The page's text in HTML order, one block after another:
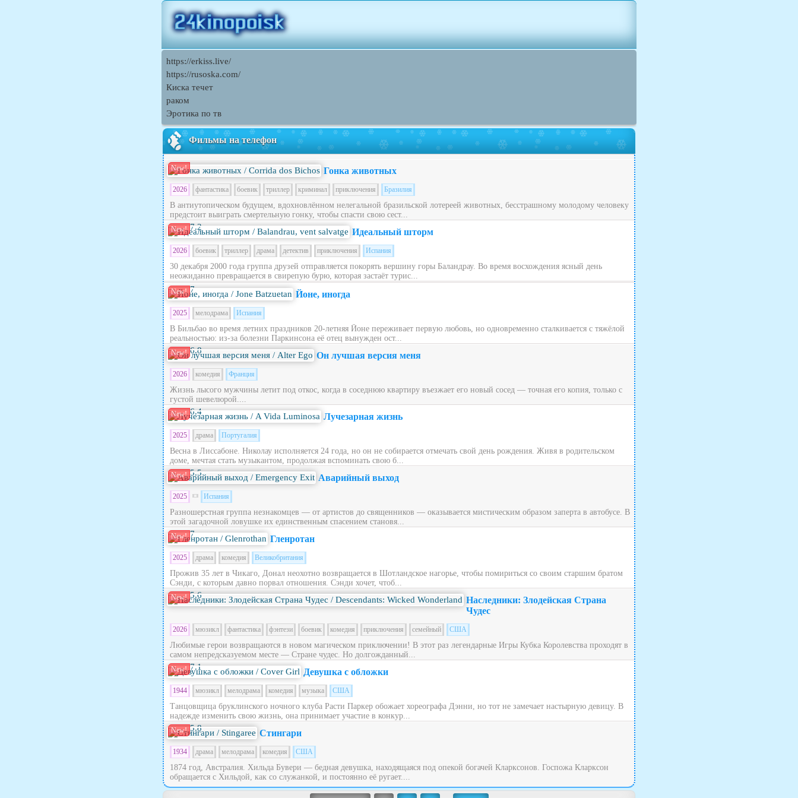
https://erkiss.live/
https://rusoska.com/
Киска течет
раком
Эротика по тв
Фильмы на телефон
New! Гонка животных
2026 фантастика боевик триллер криминал приключения Бразилия
В антиутопическом будущем, вдохновлённом нелегальной бразильской лотереей животных, бесстрашному молодому человеку
предстоит выиграть смертельную гонку, чтобы спасти свою сест...
New! 7.2 Идеальный шторм
2026 боевик триллер драма детектив приключения Испания
30 декабря 2000 года группа друзей отправляется покорять вершину горы Баландрау. Во время восхождения ясный день
неожиданно превращается в свирепую бурю, которая застаёт турис...
New! 7 Йоне, иногда
2025 мелодрама Испания
В Бильбао во время летних праздников 20‑летняя Йоне переживает первую любовь, но одновременно сталкивается с тяжёлой
реальностью: из‑за болезни Паркинсона её отец вынужден ост...
New! 6.8 Он лучшая версия меня
2026 комедия Франция
Жизнь лысого мужчины летит под откос, когда в соседнюю квартиру въезжает его новый сосед — точная его копия, только с
густой шевелюрой....
New! 6.4 Лучезарная жизнь
2025 драма Португалия
Весна в Лиссабоне. Николау исполняется 24 года, но он не собирается отмечать свой день рождения. Живя в родительском
доме, мечтая стать музыкантом, продолжая вспоминать свою б...
New! 5.5 Аварийный выход
2025 Испания
Разношерстная группа незнакомцев — от артистов до священников — оказывается мистическим образом заперта в автобусе. В
этой загадочной ловушке их единственным спасением становя...
New! 7 Гленротан
2025 драма комедия Великобритания
Прожив 35 лет в Чикаго, Донал неохотно возвращается в Шотландское нагорье, чтобы помириться со своим старшим братом
Сэнди, с которым давно порвал отношения. Сэнди хочет, чтоб...
New! 5.6
Наследники: Злодейская Страна
Чудес
2026 мюзикл фантастика фэнтези боевик комедия приключения семейный США
Любимые герои возвращаются в новом магическом приключении! В этот раз легендарные Игры Кубка Королевства проходят в
самом непредсказуемом месте — Стране чудес. Но долгожданный...
New! 7.1 Девушка с обложки
1944 мюзикл мелодрама комедия музыка США
Танцовщица бруклинского ночного клуба Расти Паркер обожает хореографа Дэнни, но тот не замечает настырную девицу. В
надежде изменить свою жизнь, она принимает участие в конкур...
New! 5.8 Стингари
1934 драма мелодрама комедия США
1874 год, Австралия. Хильда Бувери — бедная девушка, находящаяся под опекой богачей Кларксонов. Госпожа Кларксон
обращается с Хильдой, как со служанкой, и постоянно её ругает....